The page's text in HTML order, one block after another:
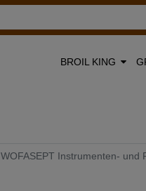
BROIL KING
WOFASEPT Instrumenten- und